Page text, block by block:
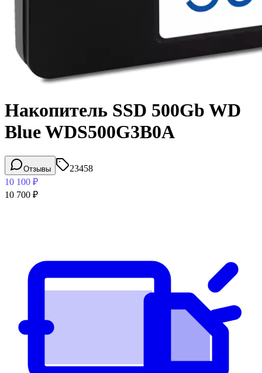
Накопитель SSD 500Gb WD
Blue WDS500G3B0A
Отзывы
23458
10 100 ₽
10 700 ₽